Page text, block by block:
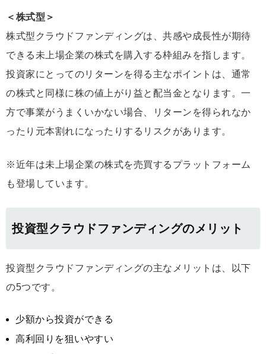
＜株式型＞
株式型クラウドファンディングは、共感や成長性が期待
できる未上場企業の株式を購入する枠組みを指します。
投資家にとってのリターンを得る主なポイントは、通常
の株式と同様に株の値上がり益と配当金となります。一
方で事業がうまくいかない場合、リターンを得られなか
ったり元本割れになったりするリスクがあります。
※近年は未上場企業の株式を売買するプラットフォーム
も登場しています。
投資型クラウドファンディングのメリット
投資型クラウドファンディングの主なメリットは、以下
の5つです。
少額から投資ができる
高利回りを狙いやすい